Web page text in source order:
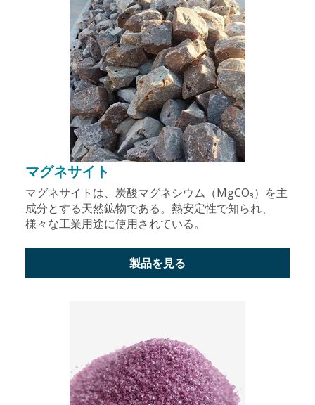
マグネサイト
マグネサイトは、炭酸マグネシウム（MgCO₃）を主
成分とする天然鉱物である。熱安定性で知られ、
様々な工業用途に使用されている。
製品を見る